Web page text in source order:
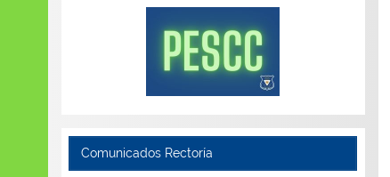
Comunicados Rectoría